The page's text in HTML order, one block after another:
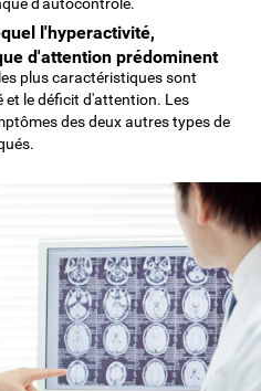
l'hyperactivité,
d'attention prédominent
plus caractéristiques sont
et le déficit d'attention. Les
des deux autres types de